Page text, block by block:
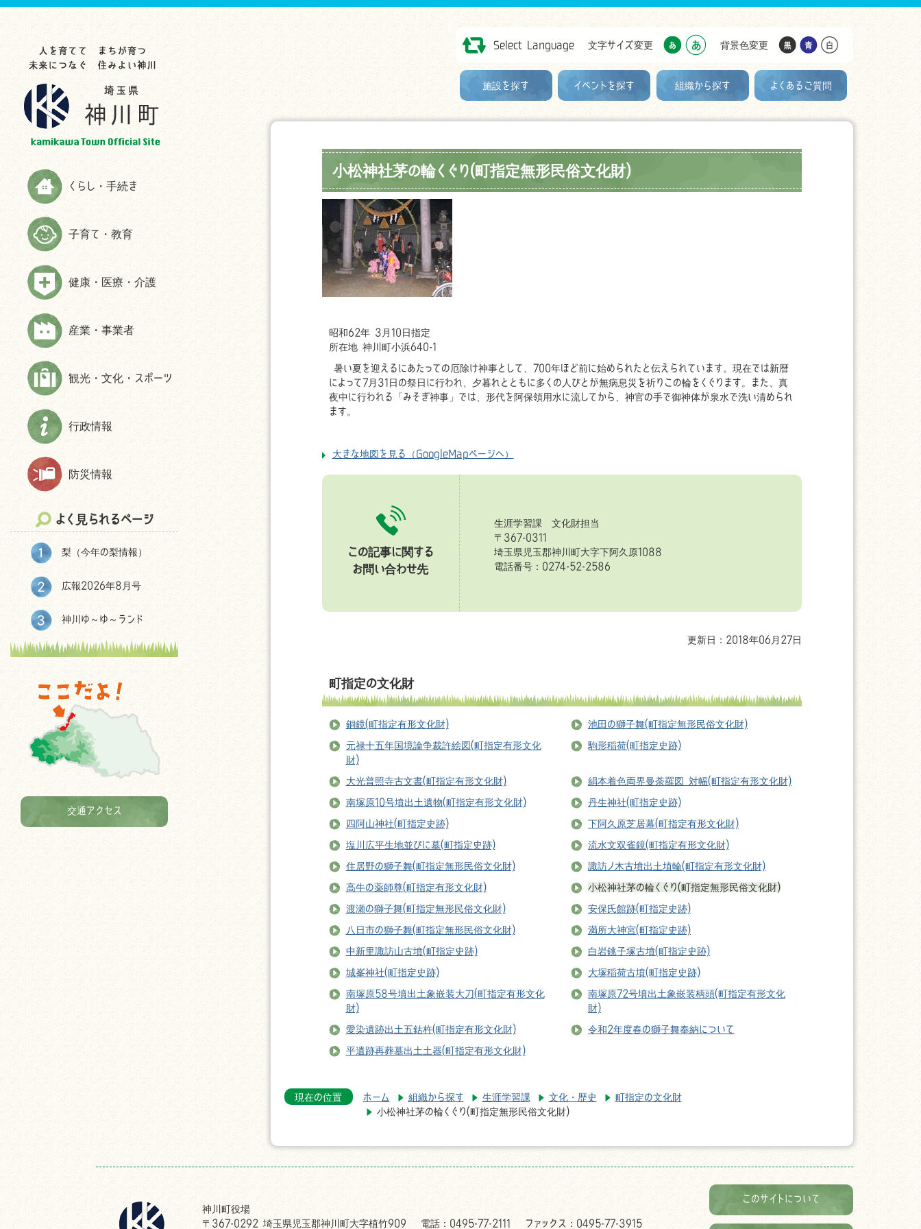
くらし・手続き
し・手続き
請書ダウンロード
成制度一覧
民年金
民健康保険
み・環境
ット・動物
まい・建築
下水道
活保護
住をお考えの皆様へ
婚・妊娠・共育ての相談機会
供・支援プログラム補助金
子育て・教育
て・教育
育委員会
涯学習
娠・出産
設情報
健康・医療・介護
・医療・介護
（健）診・人間ドック等助成・
防接種
康づくり・相談
齢者福祉
がい者福祉
くある質問(福祉・高齢者・介護
ついて)
んじょうネット～医療・介護・障
・地域資源情報管理システム～
産業・事業者
・事業者
札・契約
林商工業
用・労働
観光・文化・スポーツ
・文化・スポーツ
光スポット
ポーツ
行政情報
の紹介
策・計画
みかわまちづくり通信
ちづくり提案箱
ちづくり懇話会
スコットキャラクター
るさと納税
報公開
政状況等
通アクセス
援申請
防災情報
ザードマップ
報伝達手段
防災速報アプリ
災放送が聞きづらい世帯へは戸
受信機を配布しています
よく見られるページ
梨（今年の梨情報）
広報2026年8月号
神川ゆ～ゆ～ランド
交通アクセス
Select Language 文字サイズ変更 背景色変更
施設を探す イベントを探す 組織から探す よくあるご質問
小松神社茅の輪くぐり(町指定無形民俗文化財)
昭和62年 3月10日指定
所在地 神川町小浜640-1
暑い夏を迎えるにあたっての厄除け神事として、700年ほど前に始められたと伝えられています。現在では新暦
によって7月31日の祭日に行われ、夕暮れとともに多くの人びとが無病息災を祈りこの輪をくぐります。また、真
夜中に行われる「みそぎ神事」では、形代を阿保領用水に流してから、神官の手で御神体が泉水で洗い清められ
ます。
大きな地図を見る（GoogleMapページへ）
この記事に関する
お問い合わせ先
生涯学習課 文化財担当
〒367-0311
埼玉県児玉郡神川町大字下阿久原1088
電話番号：0274-52-2586
更新日：2018年06月27日
町指定の文化財
銅鏡(町指定有形文化財) 池田の獅子舞(町指定無形民俗文化財)
元禄十五年国境論争裁許絵図(町指定有形文化
財)
駒形稲荷(町指定史跡)
大光普照寺古文書(町指定有形文化財) 絹本着色両界曼荼羅図 対幅(町指定有形文化財)
南塚原10号墳出土遺物(町指定有形文化財) 丹生神社(町指定史跡)
四阿山神社(町指定史跡) 下阿久原芝居幕(町指定有形文化財)
塩川広平生地並びに墓(町指定史跡) 流水文双雀鏡(町指定有形文化財)
住居野の獅子舞(町指定無形民俗文化財) 諏訪ノ木古墳出土埴輪(町指定有形文化財)
高牛の薬師尊(町指定有形文化財) 小松神社茅の輪くぐり(町指定無形民俗文化財)
渡瀬の獅子舞(町指定無形民俗文化財) 安保氏館跡(町指定史跡)
八日市の獅子舞(町指定無形民俗文化財) 満所大神宮(町指定史跡)
中新里諏訪山古墳(町指定史跡) 白岩銚子塚古墳(町指定史跡)
城峯神社(町指定史跡) 大塚稲荷古墳(町指定史跡)
南塚原58号墳出土象嵌装大刀(町指定有形文化
財)
南塚原72号墳出土象嵌装柄頭(町指定有形文化
財)
愛染遺跡出土五鈷杵(町指定有形文化財) 令和2年度春の獅子舞奉納について
平遺跡再葬墓出土土器(町指定有形文化財)
現在の位置 ホーム 組織から探す 生涯学習課 文化・歴史
町指定の文化財
小松神社茅の輪くぐり(町指定無形民俗文化財)
神川町役場
〒367-0292 埼玉県児玉郡神川町大字植竹909
電話：0495-77-2111 ファックス：0495-77-3915
このサイトについて